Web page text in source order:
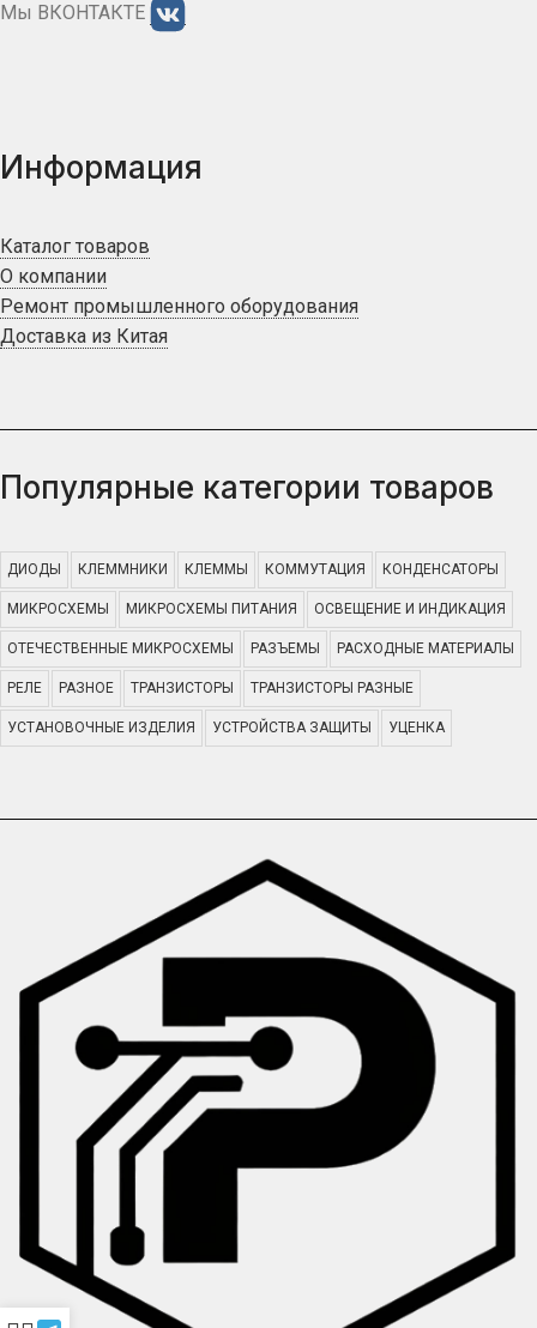
Мы ВКОНТАКТЕ
Информация
Каталог товаров
О компании
Ремонт промышленного оборудования
Доставка из Китая
Популярные категории товаров
ДИОДЫ КЛЕММНИКИ КЛЕММЫ КОММУТАЦИЯ КОНДЕНСАТОРЫ
МИКРОСХЕМЫ МИКРОСХЕМЫ ПИТАНИЯ ОСВЕЩЕНИЕ И ИНДИКАЦИЯ
ОТЕЧЕСТВЕННЫЕ МИКРОСХЕМЫ РАЗЪЕМЫ РАСХОДНЫЕ МАТЕРИАЛЫ
РЕЛЕ РАЗНОЕ ТРАНЗИСТОРЫ ТРАНЗИСТОРЫ РАЗНЫЕ
УСТАНОВОЧНЫЕ ИЗДЕЛИЯ УСТРОЙСТВА ЗАЩИТЫ УЦЕНКА